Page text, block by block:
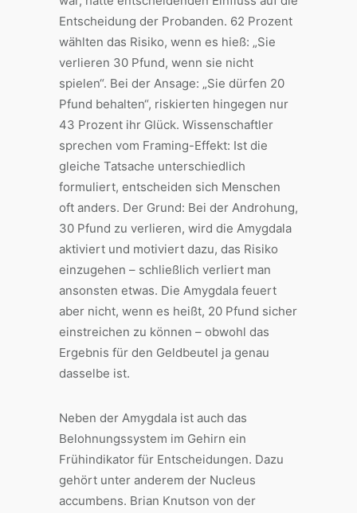
Entscheidung der Probanden. 62 Prozent
wählten das Risiko, wenn es hieß: „Sie
verlieren 30 Pfund, wenn sie nicht
spielen“. Bei der Ansage: „Sie dürfen 20
Pfund behalten“, riskierten hingegen nur
43 Prozent ihr Glück. Wissenschaftler
sprechen vom Framing-Effekt: Ist die
gleiche Tatsache unterschiedlich
formuliert, entscheiden sich Menschen
oft anders. Der Grund: Bei der Androhung,
30 Pfund zu verlieren, wird die Amygdala
aktiviert und motiviert dazu, das Risiko
einzugehen – schließlich verliert man
ansonsten etwas. Die Amygdala feuert
aber nicht, wenn es heißt, 20 Pfund sicher
einstreichen zu können – obwohl das
Ergebnis für den Geldbeutel ja genau
dasselbe ist.
Neben der Amygdala ist auch das
Belohnungssystem im Gehirn ein
Frühindikator für Entscheidungen. Dazu
gehört unter anderem der Nucleus
accumbens. Brian Knutson von der